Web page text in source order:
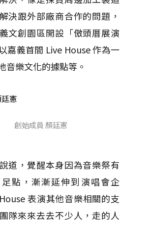
決跟外部廠商合作的問題，
文創園區開設「傲頭厝展演
嘉義首間 Live House 作為一
音樂文化的據點等。
創始成員 顏廷憲
道，覺醒本身因為音樂祭有
點，漸漸延伸到演唱會企
表演其他音樂相關的支
隊來來去去不少人，走的人